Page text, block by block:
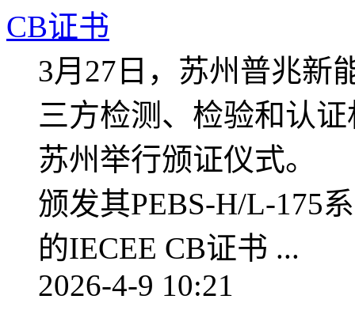
CB证书
3月27日，苏州普兆新
三方检测、检验和认
苏州举行颁证仪式。
颁发其PEBS-H/L-175
的IECEE CB证书 ...
2026-4-9 10:21